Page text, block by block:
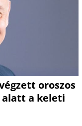
oroszos
a keleti